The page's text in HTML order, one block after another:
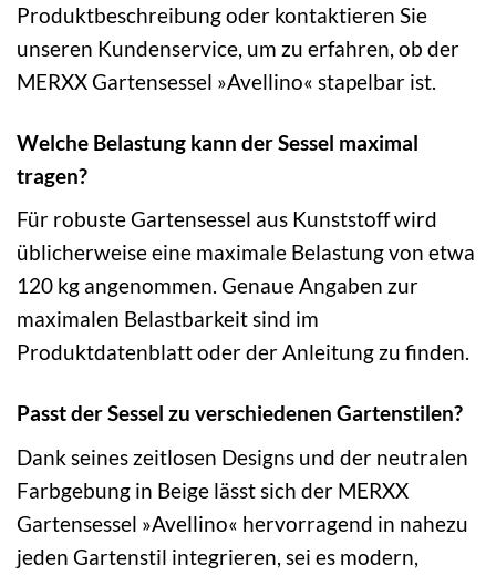
Produktbeschreibung oder kontaktieren Sie
unseren Kundenservice, um zu erfahren, ob der
MERXX Gartensessel »Avellino« stapelbar ist.
Welche Belastung kann der Sessel maximal
tragen?
Für robuste Gartensessel aus Kunststoff wird
üblicherweise eine maximale Belastung von etwa
120 kg angenommen. Genaue Angaben zur
maximalen Belastbarkeit sind im
Produktdatenblatt oder der Anleitung zu finden.
Passt der Sessel zu verschiedenen Gartenstilen?
Dank seines zeitlosen Designs und der neutralen
Farbgebung in Beige lässt sich der MERXX
Gartensessel »Avellino« hervorragend in nahezu
jeden Gartenstil integrieren, sei es modern,